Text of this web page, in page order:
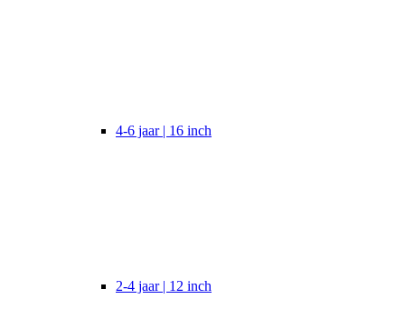
4-6 jaar | 16 inch
2-4 jaar | 12 inch